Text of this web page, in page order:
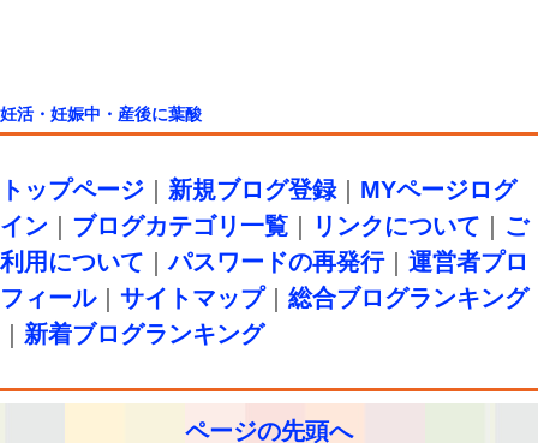
妊活・妊娠中・産後に葉酸
トップページ 新規ブログ登録｜ MYページログ
イン
ブログカテゴリ一覧 リンクについて
ご
利用について ｜パスワードの再発行｜ 運営者プロ
フィール｜ サイトマップ｜ 総合ブログランキング
新着ブログランキング
ページの先頭へ